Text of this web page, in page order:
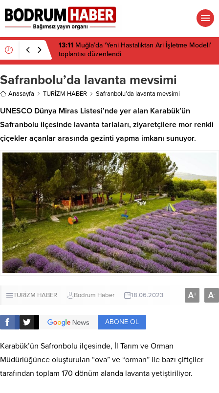
13:11 Muğla’da ‘Yeni Hastalıktan Ari İşletme Modeli’
toplantısı düzenlendi
Safranbolu’da lavanta mevsimi
Anasayfa TURİZM HABER Safranbolu’da lavanta mevsimi
UNESCO Dünya Miras Listesi’nde yer alan Karabük’ün
Safranbolu ilçesinde lavanta tarlaları, ziyaretçilere mor renkli
çiçekler açanlar arasında gezinti yapma imkanı sunuyor.
TURİZM HABER Bodrum Haber 18.06.2023 A+ A-
ABONE OL
Karabük’ün Safronbolu ilçesinde, İl Tarım ve Orman
Müdürlüğünce oluşturulan “ova” ve “orman” ile bazı çiftçiler
tarafından toplam 170 dönüm alanda lavanta yetiştiriliyor.